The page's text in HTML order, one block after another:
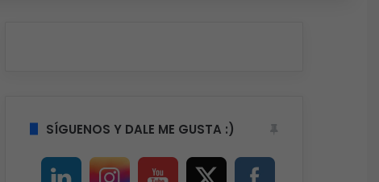
SÍGUENOS Y DALE ME GUSTA :)